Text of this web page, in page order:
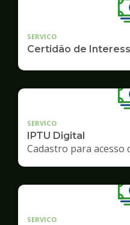
SERVICO
Certidão de
SERVICO
IPTU Digital
Cadastro para acesso
SERVICO